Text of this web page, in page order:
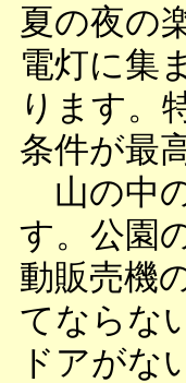
夏の夜の
電灯に集
ります。
条件が最
山の中
す。公園
動販売機
てならな
ドアがな